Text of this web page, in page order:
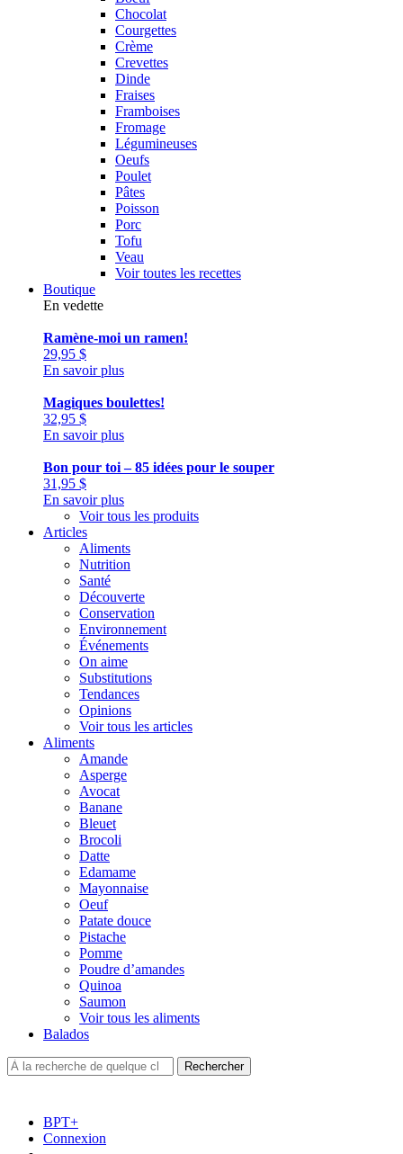
Chocolat
Courgettes
Crème
Crevettes
Dinde
Fraises
Framboises
Fromage
Légumineuses
Oeufs
Poulet
Pâtes
Poisson
Porc
Tofu
Veau
Voir toutes les recettes
Boutique
En vedette
Ramène-moi un ramen!
29,95 $
En savoir plus
Magiques boulettes!
32,95 $
En savoir plus
Bon pour toi – 85 idées pour le souper
31,95 $
En savoir plus
Voir tous les produits
Articles
Aliments
Nutrition
Santé
Découverte
Conservation
Environnement
Événements
On aime
Substitutions
Tendances
Opinions
Voir tous les articles
Aliments
Amande
Asperge
Avocat
Banane
Bleuet
Brocoli
Datte
Edamame
Mayonnaise
Oeuf
Patate douce
Pistache
Pomme
Poudre d’amandes
Quinoa
Saumon
Voir tous les aliments
Balados
BPT+
Connexion